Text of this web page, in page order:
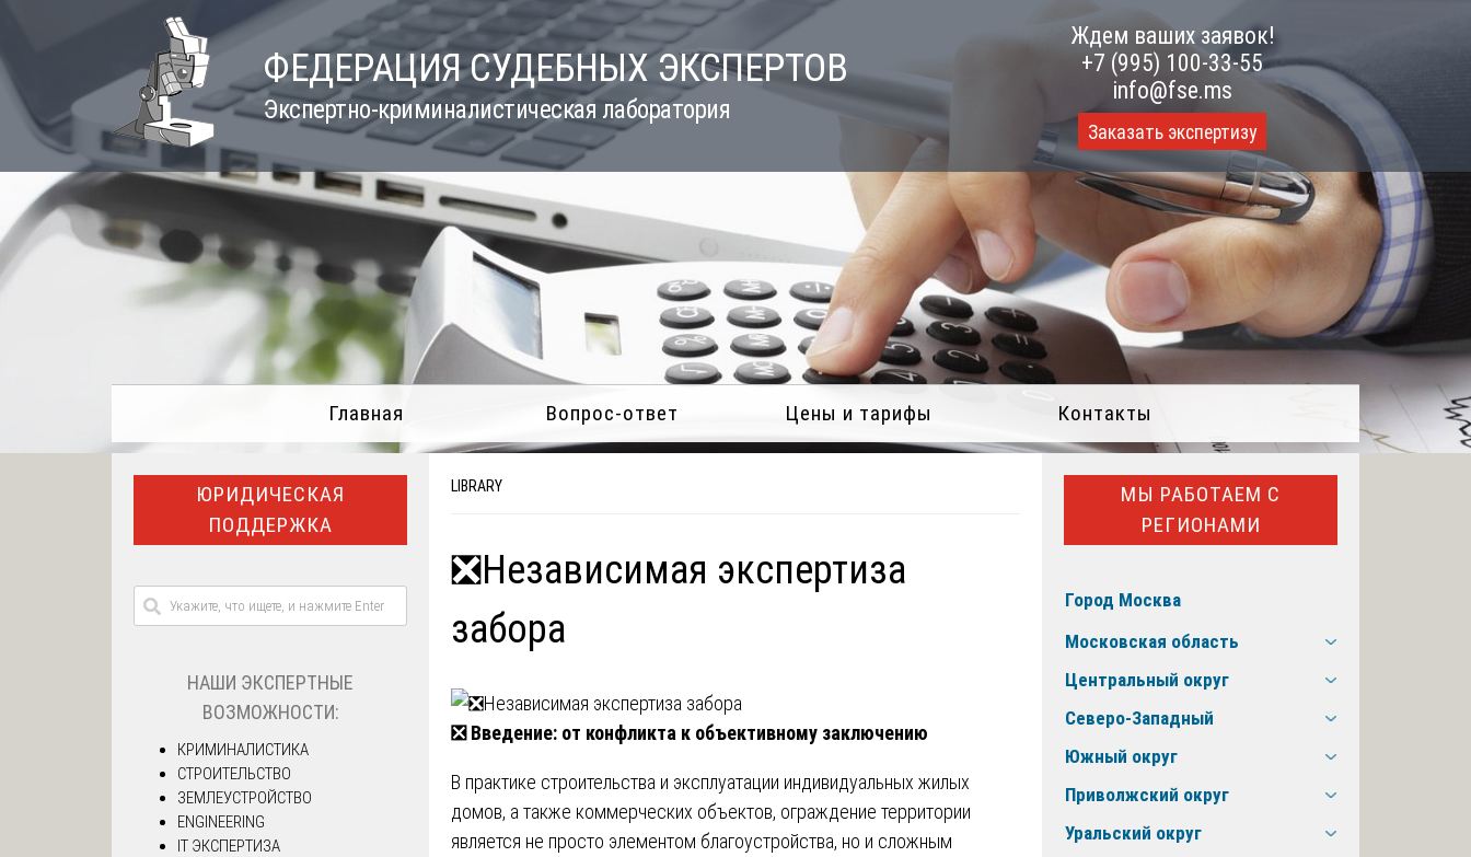
content
ФЕДЕРАЦИЯ СУДЕБНЫХ ЭКСПЕРТОВ
Экспертно-криминалистическая лаборатория
Ждем ваших заявок!
+7 (995) 100-33-55
info@fse.ms
Заказать экспертизу
Главная Вопрос-ответ Цены и тарифы Контакты
LIBRARY
❎Независимая экспертиза
забора
❎Введение: от конфликта к объективному заключению
В практике строительства и эксплуатации индивидуальных жилых
домов, а также коммерческих объектов, ограждение территории
является не просто элементом благоустройства, но и сложным
ЮРИДИЧЕСКАЯ
ПОДДЕРЖКА
НАШИ ЭКСПЕРТНЫЕ
ВОЗМОЖНОСТИ:
КРИМИНАЛИСТИКА
СТРОИТЕЛЬСТВО
ЗЕМЛЕУСТРОЙСТВО
ENGINEERING
IT ЭКСПЕРТИЗА
МЫ РАБОТАЕМ С
РЕГИОНАМИ
Город Москва
Московская область
Центральный округ
Северо-Западный
Южный округ
Приволжский округ
Уральский округ